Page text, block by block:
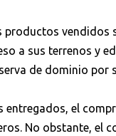
a sus terrenos y
de dominio
el
No obstante,